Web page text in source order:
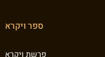
ספר ויקרא
פרשת ויקרא